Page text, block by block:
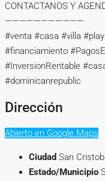
CONTACTANOS Y
———————————
#venta #casa #villa
#financiamiento
#InversionRentable
#dominicanrepublic
Dirección
Abierto en Google Maps
Ciudad San
Estado/Municipio